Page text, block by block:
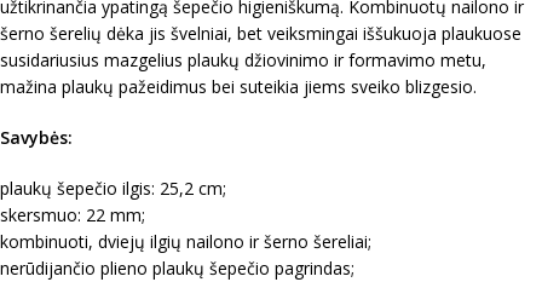
užtikrinančia ypatingą šepečio higieniškumą. Kombinuotų nailono ir
šerno šerelių dėka jis švelniai, bet veiksmingai iššukuoja plaukuose
susidariusius mazgelius plaukų džiovinimo ir formavimo metu,
mažina plaukų pažeidimus bei suteikia jiems sveiko blizgesio.
Savybės:
plaukų šepečio ilgis: 25,2 cm;
skersmuo: 22 mm;
kombinuoti, dviejų ilgių nailono ir šerno šereliai;
nerūdijančio plieno plaukų šepečio pagrindas;